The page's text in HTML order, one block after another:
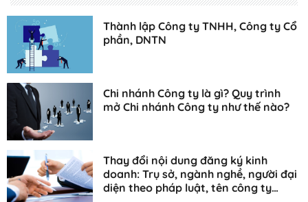
Thành lập Công ty TNHH, Công ty Cổ
phần, DNTN
Chi nhánh Công ty là gì? Quy trình
mở Chi nhánh Công ty như thế nào?
Thay đổi nội dung đăng ký kinh
doanh: Trụ sở, ngành nghề, người đại
diện theo pháp luật, tên công ty…